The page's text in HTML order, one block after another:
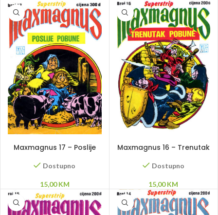
Maxmagnus 17 – Poslije
Dostupno
15,00KM
Maxmagnus 16 – Trenutak
Dostupno
15,00KM